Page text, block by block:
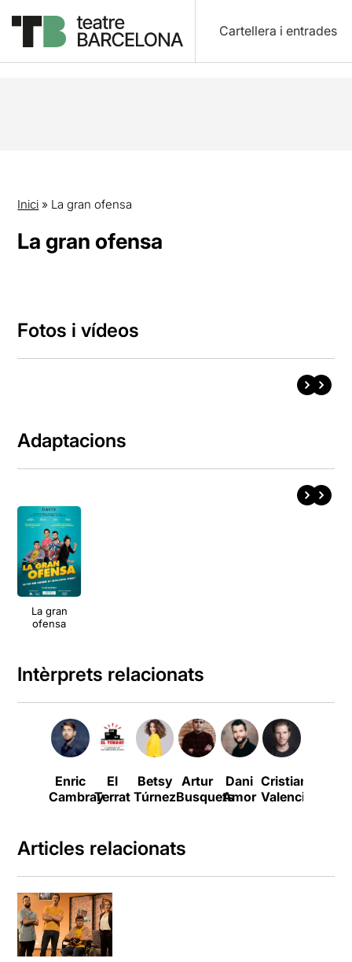
Cartellera i entrades
Inici » La gran ofensa
La gran ofensa
Fotos i vídeos
Adaptacions
La gran
ofensa
Intèrprets relacionats
Enric
Cambray
El
Terrat
Betsy
Túrnez
Artur
Busquets
Dani
Amor
Cristian
Valencia
Articles relacionats